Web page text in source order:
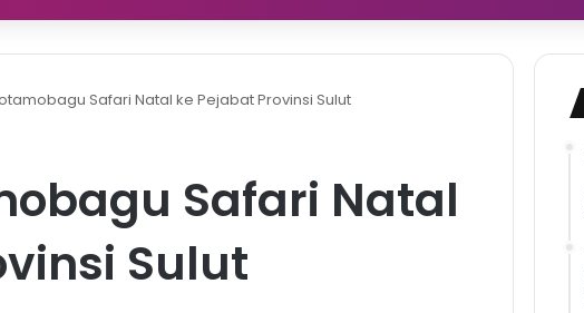
Safari Natal ke Pejabat Provinsi Sulut
Safari Natal
Sulut